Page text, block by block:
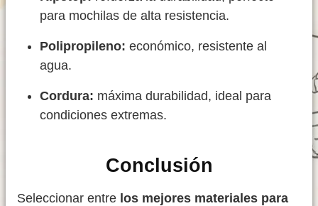
para mochilas de alta resistencia.
Polipropileno: económico, resistente al
agua.
Cordura: máxima durabilidad, ideal para
condiciones extremas.
Conclusión
Seleccionar entre los mejores materiales para